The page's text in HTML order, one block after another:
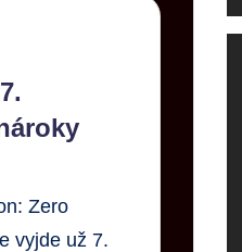
Zero
vyjde už 7.